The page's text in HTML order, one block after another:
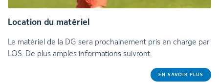
Location du matériel
Le matériel de la DG sera prochainement pris en charge par
LOS. De plus amples informations suivront.
EN SAVOIR PLUS